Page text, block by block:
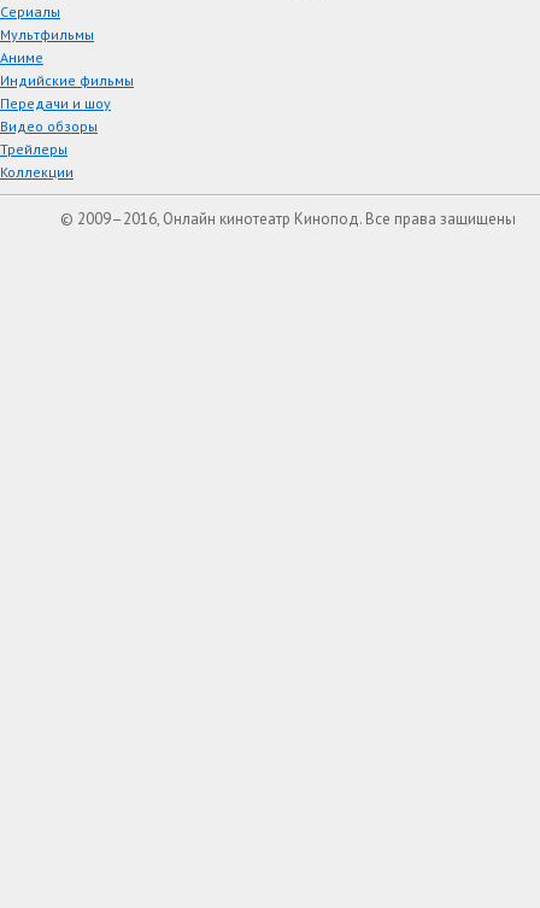
Сериалы
Мультфильмы
Аниме
Индийские фильмы
Передачи и шоу
Видео обзоры
Трейлеры
Коллекции
© 2009–2016, Онлайн кинотеатр Кинопод. Все права защищены